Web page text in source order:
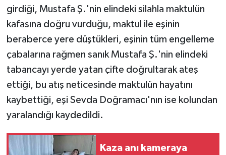
girdiği, Mustafa Ş.'nin elindeki silahla maktulün
kafasına doğru vurduğu, maktul ile eşinin
beraberce yere düştükleri, eşinin tüm engelleme
çabalarına rağmen sanık Mustafa Ş.'nin elindeki
tabancayı yerde yatan çifte doğrultarak ateş
ettiği, bu atış neticesinde maktulün hayatını
kaybettiği, eşi Sevda Doğramacı'nın ise kolundan
yaralandığı kaydedildi.
Kaza anı kameraya